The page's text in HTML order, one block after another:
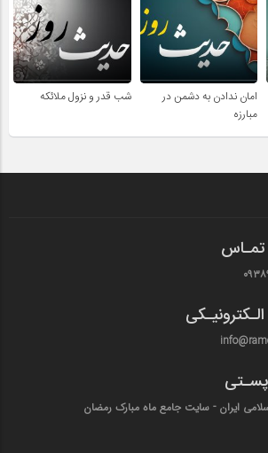
امان ندادن به دشمن در
مبارزه
شب قدر و نزول ملائکه
تمـاس
ایران - سایت جامع ماه مبارک رمضان